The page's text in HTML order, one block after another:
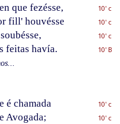
que fezésse,
10' c
fill' houvésse
10' c
10' c
feitas havía.
10' B
é chamada
10' c
Avogada;
10' c